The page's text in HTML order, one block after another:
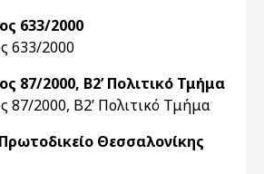
633/2000
633/2000
87/2000, Β2’ Πολιτικό Τμήμα
87/2000, Β2’ Πολιτικό Τμήμα
Θεσσαλονίκης